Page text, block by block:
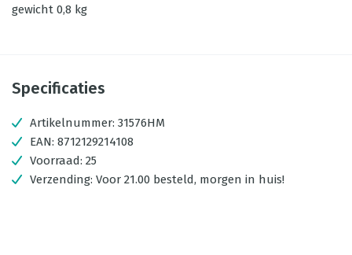
gewicht 0,8 kg
Specificaties
Artikelnummer: 31576HM
EAN: 8712129214108
Voorraad: 25
Verzending: Voor 21.00 besteld, morgen in huis!